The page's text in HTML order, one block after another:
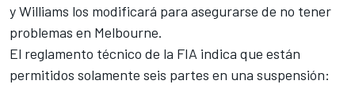
y Williams los modificará para asegurarse de no tener
problemas en Melbourne.
El reglamento técnico de la FIA indica que están
permitidos solamente seis partes en una suspensión: